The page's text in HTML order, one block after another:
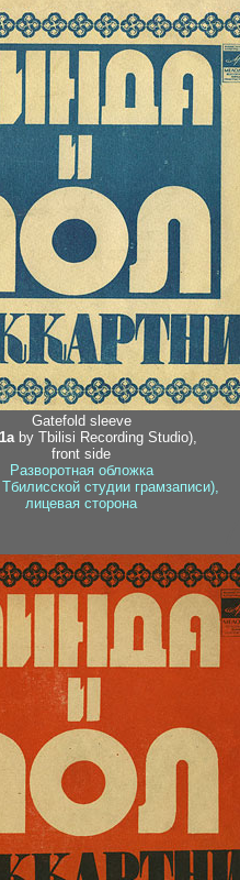
Gatefold sleeve
by Tbilisi Recording Studio),
front side
Разворотная обложка
студии грамзаписи),
лицевая сторона